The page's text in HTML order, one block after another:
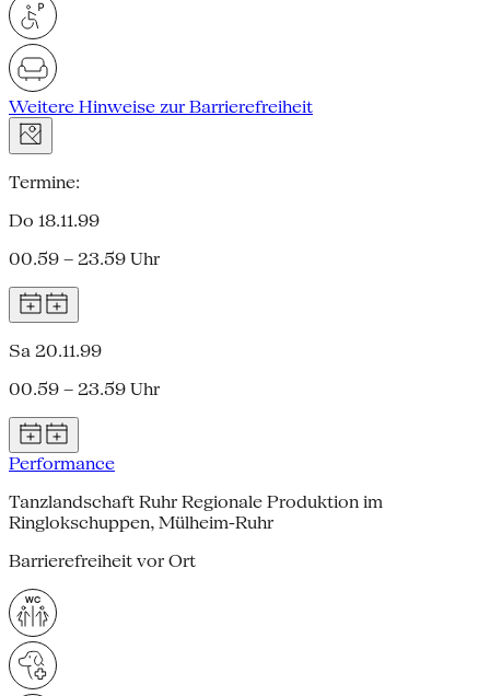
Weitere Hinweise zur Barrierefreiheit
Termine:
Do 18.11.99
00.59 – 23.59 Uhr
Sa 20.11.99
00.59 – 23.59 Uhr
Performance
Tanzlandschaft Ruhr Regionale Produktion im
Ringlokschuppen, Mülheim-Ruhr
Barrierefreiheit vor Ort